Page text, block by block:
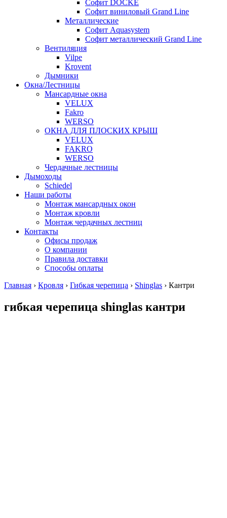
Софит DOCKE
Софит виниловый Grand Line
Металлические
Софит Aquasystem
Софит металлический Grand Line
Вентиляция
Vilpe
Krovent
Дымники
Окна/Лестницы
Мансардные окна
VELUX
Fakro
WERSO
ОКНА ДЛЯ ПЛОСКИХ КРЫШ
VELUX
FAKRO
WERSO
Чердачные лестницы
Дымоходы
Schiedel
Наши работы
Монтаж мансардных окон
Монтаж кровли
Монтаж чердачных лестниц
Контакты
Офисы продаж
О компании
Правила доставки
Способы оплаты
Главная › Кровля › Гибкая черепица › Shinglas › Кантри
гибкая черепица shinglas кантри